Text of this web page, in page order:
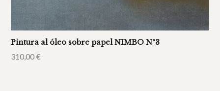
Pintura al óleo sobre papel NIMBO Nº3
310,00€